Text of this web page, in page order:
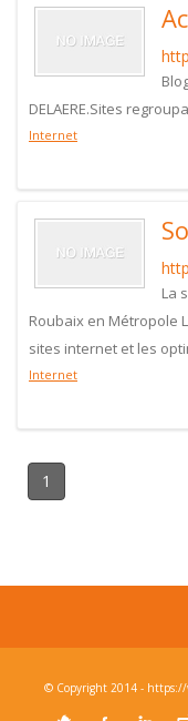
DELAERE.Sites
Internet
La
Roubaix en Métropole
sites internet et les
Internet
1
© Copyright 2014 -